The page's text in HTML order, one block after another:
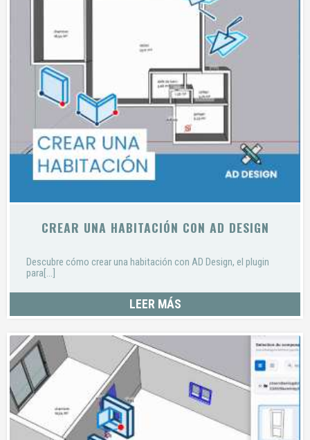
CREAR UNA HABITACIÓN CON AD DESIGN
Descubre cómo crear una habitación con AD Design, el plugin
para[...]
LEER MÁS